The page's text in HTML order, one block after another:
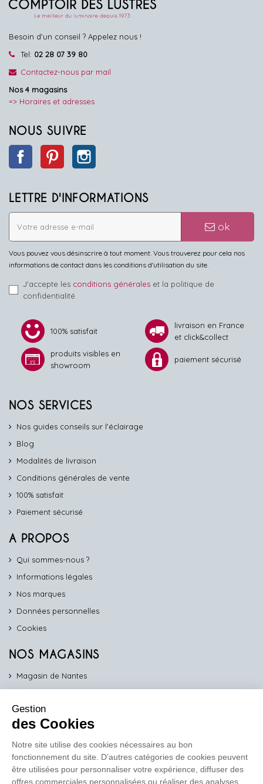
Besoin d'un conseil ? Appelez nous !
Tel: 02 28 07 39 80
Contactez-nous par mail
Nos 4 magasins
=> Horaires et adresses
NOUS SUIVRE
Facebook Pinterest
LETTRE D'INFORMATIONS
ok
Vous pouvez vous désinscrire à tout moment. Vous trouverez pour cela nos
informations de contact dans les conditions d'utilisation du site.
J'accepte les conditions générales et la politique de
confidentialité.
100% satisfait
livraison en France
et click&collect
produits visibles en
showroom
paiement sécurisé
NOS SERVICES
Nos guides conseils sur l'éclairage
Blog
Modalités de livraison
Conditions générales de vente
100% satisfait
Paiement sécurisé
A PROPOS
Qui sommes-nous ?
Informations légales
Nos marques
Données personnelles
Cookies
NOS MAGASINS
Magasin de Nantes
Magasin de Vannes
Magasin d'Orléans
COMPTOIR PRO
Gestion
des Cookies
Notre site utilise des cookies nécessaires au bon
fonctionnement du site. D’autres catégories de cookies peuvent
être utilisées pour personnaliser votre expérience, diffuser des
offres commerciales personnalisées ou réaliser des analyses